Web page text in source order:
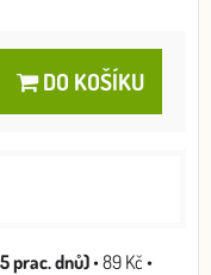
DO KOŠÍKU
prac. dnů)•89 Kč •